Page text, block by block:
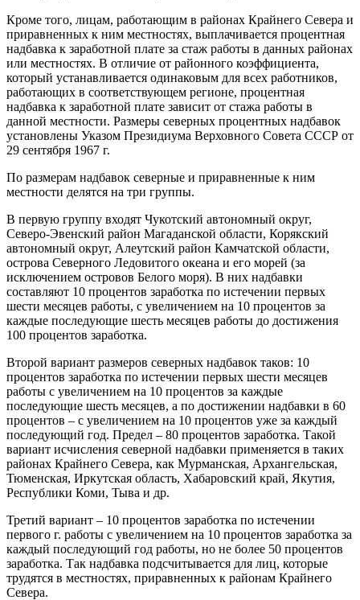
Кроме того, лицам, работающим в районах Крайнего Севера и
приравненных к ним местностях, выплачивается процентная
надбавка к заработной плате за стаж работы в данных районах
или местностях. В отличие от районного коэффициента,
который устанавливается одинаковым для всех работников,
работающих в соответствующем регионе, процентная
надбавка к заработной плате зависит от стажа работы в
данной местности. Размеры северных процентных надбавок
установлены Указом Президиума Верховного Совета СССР от
29 сентября 1967 г.
По размерам надбавок северные и приравненные к ним
местности делятся на три группы.
В первую группу входят Чукотский автономный округ,
Северо-Эвенский район Магаданской области, Корякский
автономный округ, Алеутский район Камчатской области,
острова Северного Ледовитого океана и его морей (за
исключением островов Белого моря). В них надбавки
составляют 10 процентов заработка по истечении первых
шести месяцев работы, с увеличением на 10 процентов за
каждые последующие шесть месяцев работы до достижения
100 процентов заработка.
Второй вариант размеров северных надбавок таков: 10
процентов заработка по истечении первых шести месяцев
работы с увеличением на 10 процентов за каждые
последующие шесть месяцев, а по достижении надбавки в 60
процентов – с увеличением на 10 процентов уже за каждый
последующий год. Предел – 80 процентов заработка. Такой
вариант исчисления северной надбавки применяется в таких
районах Крайнего Севера, как Мурманская, Архангельская,
Тюменская, Иркутская область, Хабаровский край, Якутия,
Республики Коми, Тыва и др.
Третий вариант – 10 процентов заработка по истечении
первого г. работы с увеличением на 10 процентов заработка за
каждый последующий год работы, но не более 50 процентов
заработка. Так надбавка подсчитывается для лиц, которые
трудятся в местностях, приравненных к районам Крайнего
Севера.